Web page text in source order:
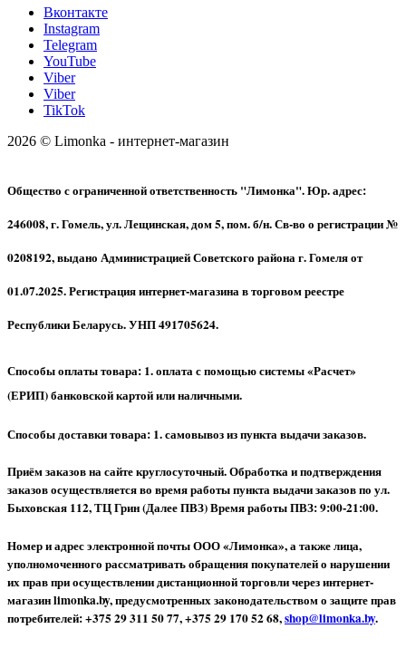
Вконтакте
Instagram
Telegram
YouTube
Viber
Viber
TikTok
2026 © Limonka - интернет-магазин
Общество с ограниченной ответственность "Лимонка". Юр. адрес:
246008, г. Гомель, ул. Лещинская, дом 5, пом. б/н. Св-во о регистрации №
0208192, выдано Администрацией Советского района г. Гомеля от
01.07.2025. Регистрация интернет-магазина в торговом реестре
Республики Беларусь. УНП 491705624.
Способы оплаты товара: 1. оплата с помощью системы «Расчет»
(ЕРИП) банковской картой или наличными.
Способы доставки товара: 1. самовывоз из пункта выдачи заказов.
Приём заказов на сайте круглосуточный. Обработка и подтверждения
заказов осуществляется во время работы пункта выдачи заказов по ул.
Быховская 112, ТЦ Грин (Далее ПВЗ) Время работы ПВЗ: 9:00-21:00.
Номер и адрес электронной почты ООО «Лимонка», а также лица,
уполномоченного рассматривать обращения покупателей о нарушении
их прав при осуществлении дистанционной торговли через интернет-
магазин limonka.by, предусмотренных законодательством о защите прав
потребителей: +375 29 311 50 77, +375 29 170 52 68,shop@limonka.by.